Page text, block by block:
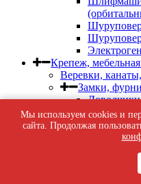
Крепеж,
Веревки,
Замки,
Доводчики
Завертки,
Замки
Петли
Мы используем cookies и
сайта. Продолжая